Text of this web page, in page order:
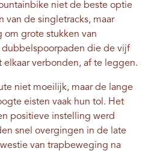
niet de beste optie
van de singletracks, maar
grote stukken van
dubbelspoorpaden die de vijf
verbonden, af te leggen.
niet moeilijk, maar de lange
eisten vaak hun tol. Het
positieve instelling werd
snel overgingen in de late
van trapbeweging na